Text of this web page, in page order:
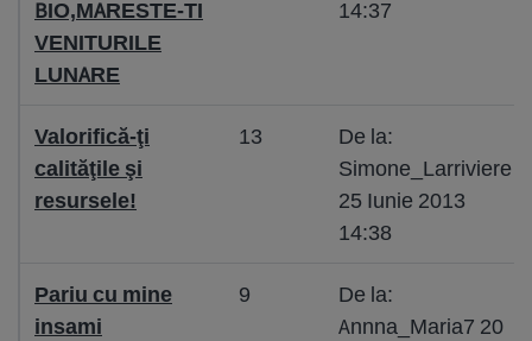
BIO,MARESTE-TI
VENITURILE
LUNARE
14:37
Valorifică-ţi
calităţile şi
resursele!
13
De la:
Simone_Larriviere
25 Iunie 2013
14:38
Pariu cu mine
insami
9
De la:
Annna_Maria7 20